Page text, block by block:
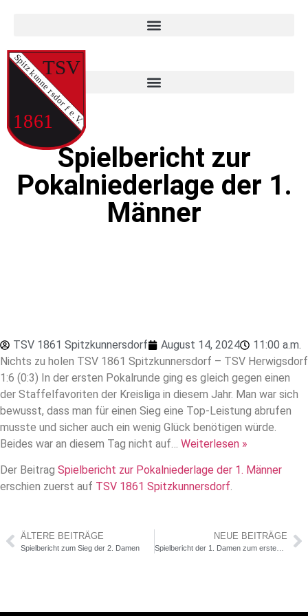
Spielbericht zur
Pokalniederlage der 1.
Männer
TSV 1861 Spitzkunnersdorf August 14, 2024
11:00 a.m.
Nichts zu holen TSV 1861 Spitzkunnersdorf – TSV Herwigsdorf
1:6 (0:3) In der ersten Pokalrunde ging es gleich gegen einen
der Staffelfavoriten der Kreisliga in diesem Jahr. Man war sich
bewusst, dass man für einen Sieg eine Top-Leistung abrufen
musste und sicher auch ein wenig Glück benötigen würde.
Beides war an diesem Tag nicht auf… Weiterlesen »
Der Beitrag Spielbericht zur Pokalniederlage der 1. Männer
erschien zuerst auf TSV 1861 Spitzkunnersdorf.
ÄLTERE BEITRÄGE
Spielbericht zum Sieg der 2. Damen
NEUE BEITRÄGE
Spielbericht der 1. Damen zum ersten Saisonspiel